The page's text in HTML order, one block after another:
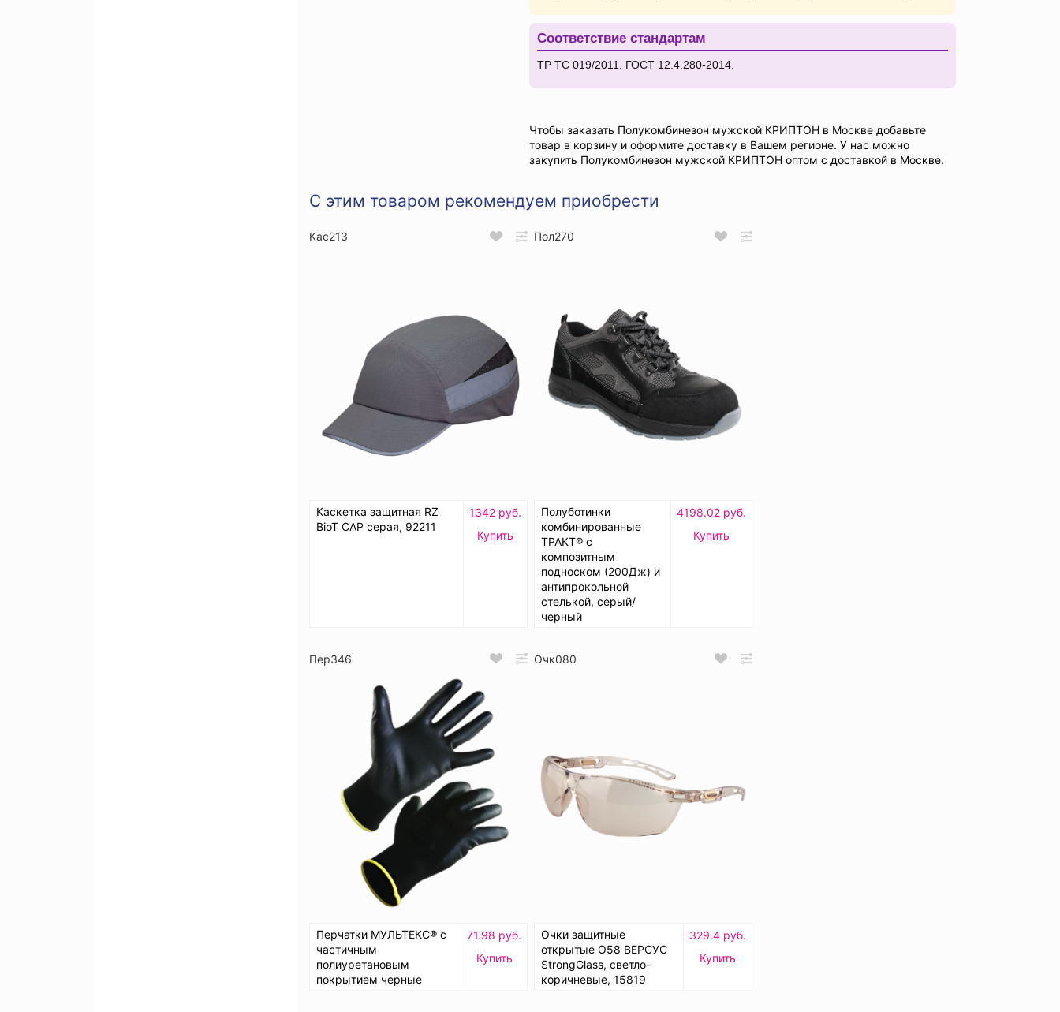
Соответствие стандартам
ТР ТС 019/2011. ГОСТ 12.4.280-2014.
Чтобы заказать Полукомбинезон мужской КРИПТОН в Москве добавьте
товар в корзину и оформите доставку в Вашем регионе. У нас можно
закупить Полукомбинезон мужской КРИПТОН оптом с доставкой в Москве.
С этим товаром рекомендуем приобрести
Кас213
Каскетка защитная RZ
BioT CAP серая, 92211
1342 руб.
Купить
Пол270
Полуботинки
комбинированные
ТРАКТ® с
композитным
подноском (200Дж) и
антипрокольной
стелькой, серый/
черный
4198.02 руб.
Купить
Пер346
Перчатки МУЛЬТЕКС® с
частичным
полиуретановым
покрытием черные
71.98 руб.
Купить
Очк080
Очки защитные
открытые О58 ВЕРСУС
StrongGlass, светло-
коричневые, 15819
329.4 руб.
Купить